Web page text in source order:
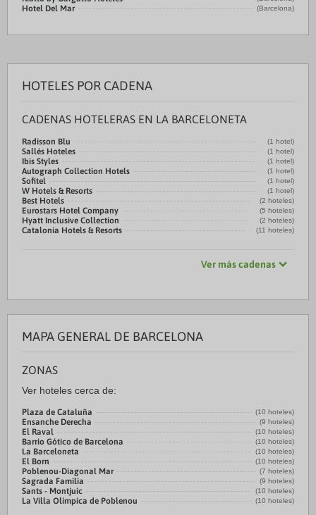
Hotel Del Mar (Barcelona)
HOTELES POR CADENA
CADENAS HOTELERAS EN LA BARCELONETA
Radisson Blu (1 hotel)
Sallés Hoteles (1 hotel)
Ibis Styles (1 hotel)
Autograph Collection Hotels (1 hotel)
Sofitel (1 hotel)
W Hotels & Resorts (1 hotel)
Best Hotels (2 hoteles)
Eurostars Hotel Company (5 hoteles)
Hyatt Inclusive Collection (2 hoteles)
Catalonia Hotels & Resorts (11 hoteles)
Ver más cadenas
MAPA GENERAL DE BARCELONA
ZONAS
Ver hoteles cerca de:
Plaza de Cataluña (10 hoteles)
Ensanche Derecha (9 hoteles)
El Raval (10 hoteles)
Barrio Gótico de Barcelona (10 hoteles)
La Barceloneta (10 hoteles)
El Born (10 hoteles)
Poblenou-Diagonal Mar (7 hoteles)
Sagrada Familia (9 hoteles)
Sants - Montjuic (10 hoteles)
La Villa Olímpica de Poblenou (10 hoteles)